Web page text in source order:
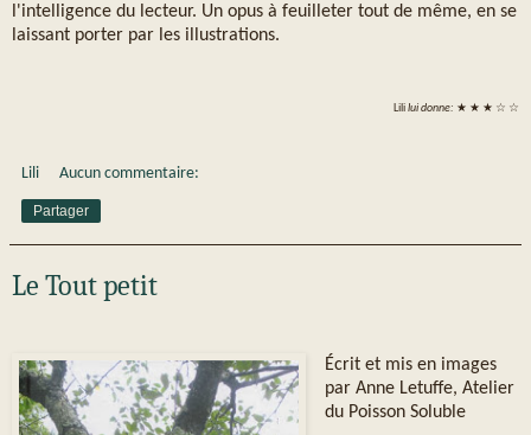
l'intelligence du lecteur. Un opus à feuilleter tout de même, en se
laissant porter par les illustrations.
Lililui donne: ★ ★ ★ ☆ ☆
Lili Aucun commentaire:
Partager
Le Tout petit
Écrit et mis en images
par Anne Letuffe, Atelier
du Poisson Soluble